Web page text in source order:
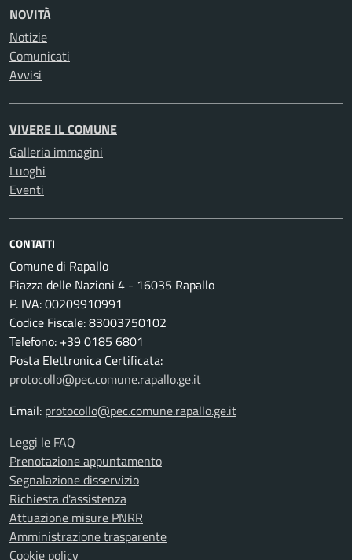
NOVITÀ
Notizie
Comunicati
Avvisi
VIVERE IL COMUNE
Galleria immagini
Luoghi
Eventi
CONTATTI
Comune di Rapallo
Piazza delle Nazioni 4 - 16035 Rapallo
P. IVA: 00209910991
Codice Fiscale: 83003750102
Telefono: +39 0185 6801
Posta Elettronica Certificata:
protocollo@pec.comune.rapallo.ge.it
Email: protocollo@pec.comune.rapallo.ge.it
Leggi le FAQ
Prenotazione appuntamento
Segnalazione disservizio
Richiesta d'assistenza
Attuazione misure PNRR
Amministrazione trasparente
Cookie policy